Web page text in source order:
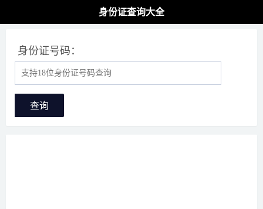
身份证查询大全
身份证号码：
查询